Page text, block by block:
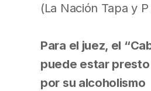
(La Nación Tapa y P
Para el juez, el
puede estar presto
por su alcoholismo